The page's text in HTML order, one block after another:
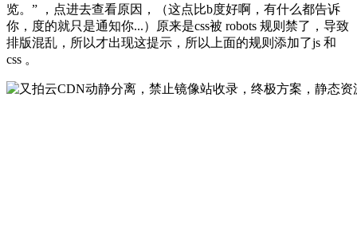
览。” ，点进去查看原因，（这点比b度好啊，有什么都告诉
你，度的就只是通知你...）原来是css被 robots 规则禁了，导致
排版混乱，所以才出现这提示，所以上面的规则添加了js 和
css 。